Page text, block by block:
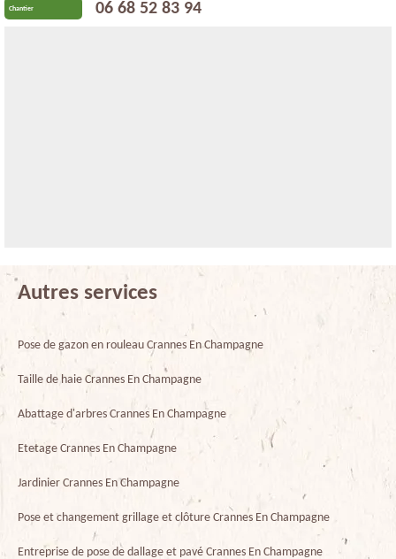
Chantier 06 68 52 83 94
Autres services
Pose de gazon en rouleau Crannes En Champagne
Taille de haie Crannes En Champagne
Abattage d'arbres Crannes En Champagne
Etetage Crannes En Champagne
Jardinier Crannes En Champagne
Pose et changement grillage et clôture Crannes En Champagne
Entreprise de pose de dallage et pavé Crannes En Champagne